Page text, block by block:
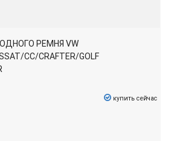
РЕМНЯ VW
CC/CRAFTER/GOLF
купить сейчас